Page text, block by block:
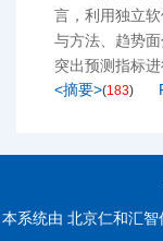
言，利用独立
与方法、趋势
突出预测指标进
<摘要>(183)
本系统由 北京仁和汇智